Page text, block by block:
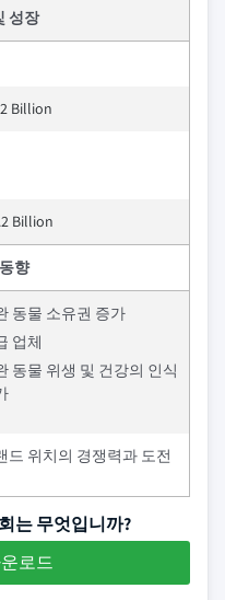
성장
Billion
Billion
향
동물 소유권 증가
업체
동물 위생 및 건강의 인식
드 위치의 경쟁력과 도전
는 무엇입니까?
로드